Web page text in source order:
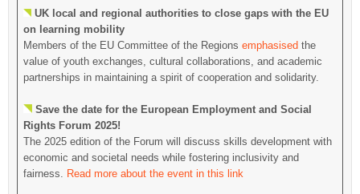
UK local and regional authorities to close gaps with the EU
on learning mobility
Members of the EU Committee of the Regions emphasised the
value of youth exchanges, cultural collaborations, and academic
partnerships in maintaining a spirit of cooperation and solidarity.
Save the date for the European Employment and Social
Rights Forum 2025!
The 2025 edition of the Forum will discuss skills development with
economic and societal needs while fostering inclusivity and
fairness. Read more about the event in this link